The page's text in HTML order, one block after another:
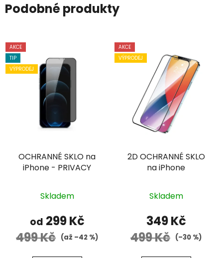
Podobné produkty
AKCE
TIP
VÝPRODEJ
OCHRANNÉ SKLO na
iPhone - PRIVACY
hodnocení
produktu
je
5,0
z
Skladem
od 299 Kč
499 Kč (až –42 %)
AKCE
VÝPRODEJ
2D OCHRANNÉ SKLO
na iPhone
hodnocení
produktu
je
5,0
z
Skladem
349 Kč
499 Kč (–30 %)